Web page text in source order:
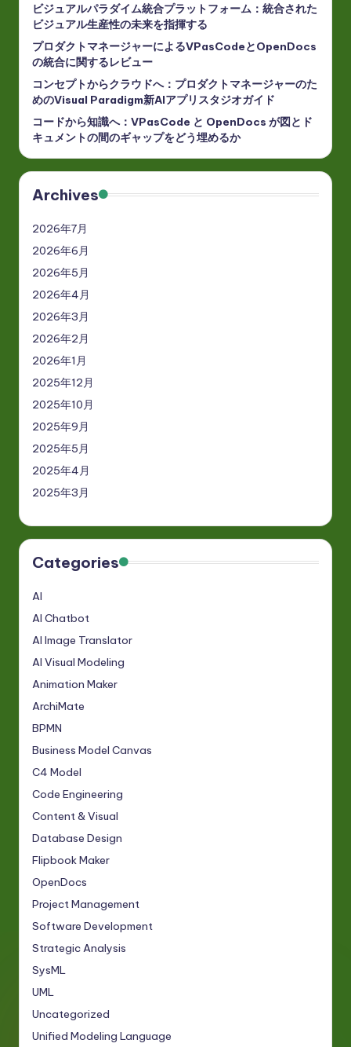
ビジュアルパラダイム統合プラットフォーム：統合された
ビジュアル生産性の未来を指揮する
プロダクトマネージャーによるVPasCodeとOpenDocs
の統合に関するレビュー
コンセプトからクラウドへ：プロダクトマネージャーのた
めのVisual Paradigm新AIアプリスタジオガイド
コードから知識へ：VPasCode と OpenDocs が図とド
キュメントの間のギャップをどう埋めるか
Archives
2026年7月
2026年6月
2026年5月
2026年4月
2026年3月
2026年2月
2026年1月
2025年12月
2025年10月
2025年9月
2025年5月
2025年4月
2025年3月
Categories
AI
AI Chatbot
AI Image Translator
AI Visual Modeling
Animation Maker
ArchiMate
BPMN
Business Model Canvas
C4 Model
Code Engineering
Content & Visual
Database Design
Flipbook Maker
OpenDocs
Project Management
Software Development
Strategic Analysis
SysML
UML
Uncategorized
Unified Modeling Language